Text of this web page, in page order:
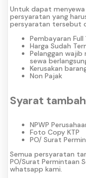
Untuk dapat
persyaratan yang
persyaratan tersebut
Pembayaran
Harga Sudah
Pelanggan wajib
sewa
Kerusakan
Non Pajak
Syarat
NPWP
Foto Copy KTP
PO/ Surat
Semua persyaratan
PO/Surat Permintaan
whatsapp kami.